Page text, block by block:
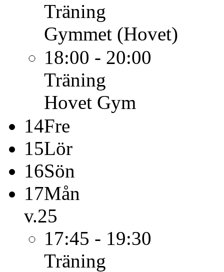
Träning
Gymmet (Hovet)
18:00 - 20:00
Träning
Hovet Gym
14Fre
15Lör
16Sön
17Mån
v.25
17:45 - 19:30
Träning